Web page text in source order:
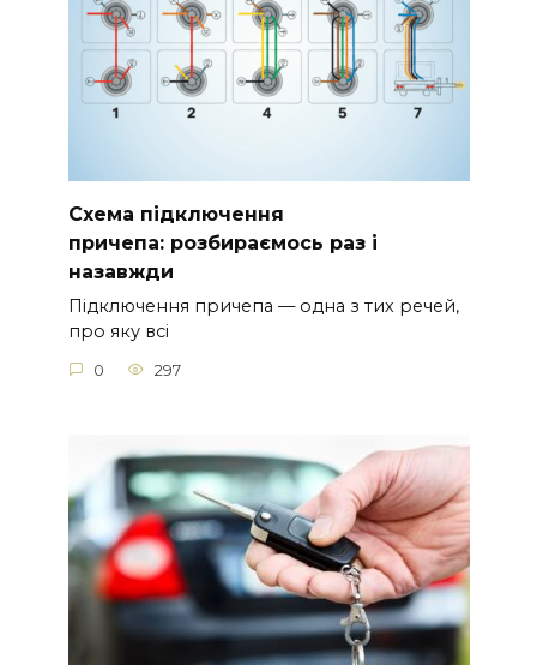
Схема підключення
причепа: розбираємось раз і
назавжди
Підключення причепа — одна з тих речей,
про яку всі
0 297